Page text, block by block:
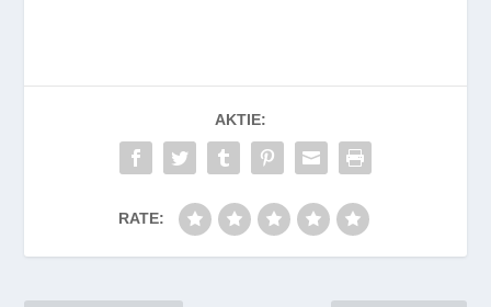
AKTIE:
RATE: